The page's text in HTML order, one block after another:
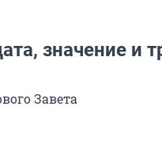
значение и
Завета